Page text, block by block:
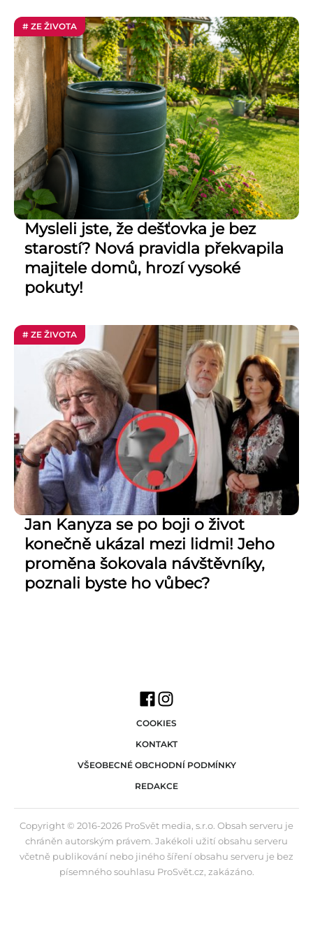
# ZE ŽIVOTA
Mysleli jste, že dešťovka je bez
starostí? Nová pravidla překvapila
majitele domů, hrozí vysoké
pokuty!
# ZE ŽIVOTA
Jan Kanyza se po boji o život
konečně ukázal mezi lidmi! Jeho
proměna šokovala návštěvníky,
poznali byste ho vůbec?
COOKIES
KONTAKT
VŠEOBECNÉ OBCHODNÍ PODMÍNKY
REDAKCE
Copyright © 2016-2026 ProSvět media, s.r.o. Obsah serveru je
chráněn autorským právem. Jakékoli užití obsahu serveru
včetně publikování nebo jiného šíření obsahu serveru je bez
písemného souhlasu ProSvět.cz, zakázáno.